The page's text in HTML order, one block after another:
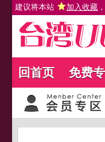
建议将本站 加入收藏
回首页 免费